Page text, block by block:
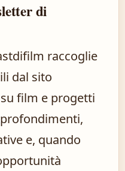
di
raccoglie
dal sito
film e progetti
e, quando